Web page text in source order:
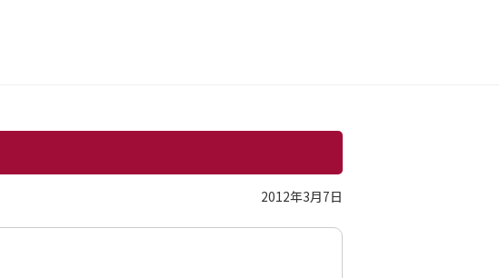
2012年3月7日